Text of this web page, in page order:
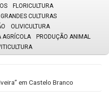
FLORICULTURA
GRANDES CULTURAS
OLIVICULTURA
AGRÍCOLA
PRODUÇÃO ANIMAL
em Castelo Branco